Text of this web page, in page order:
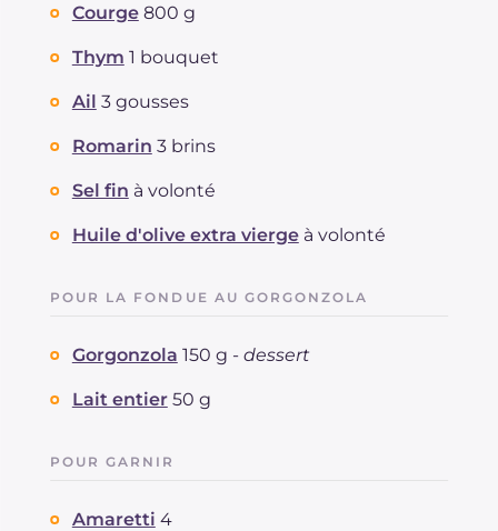
Courge 800 g
Thym 1 bouquet
Ail 3 gousses
Romarin 3 brins
Sel fin à volonté
Huile d'olive extra vierge à volonté
POUR LA FONDUE AU GORGONZOLA
Gorgonzola 150 g - dessert
Lait entier 50 g
POUR GARNIR
Amaretti 4